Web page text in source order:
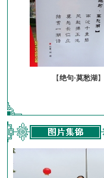
【绝句·莫愁湖 】